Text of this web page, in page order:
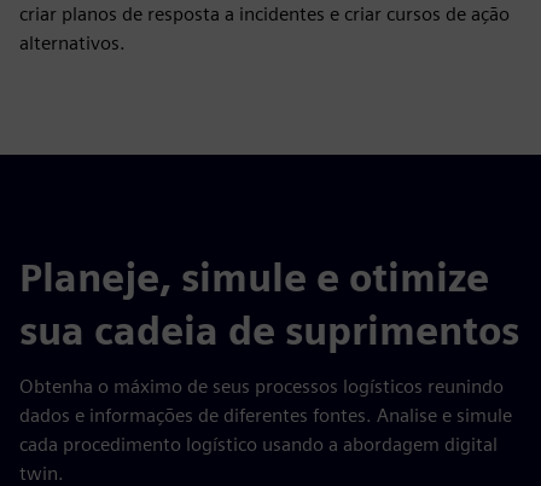
criar planos de resposta a incidentes e criar cursos de ação
alternativos.
Planeje, simule e otimize
sua cadeia de suprimentos
Obtenha o máximo de seus processos logísticos reunindo
dados e informações de diferentes fontes. Analise e simule
cada procedimento logístico usando a abordagem digital
twin.